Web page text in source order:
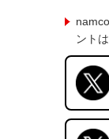
ント